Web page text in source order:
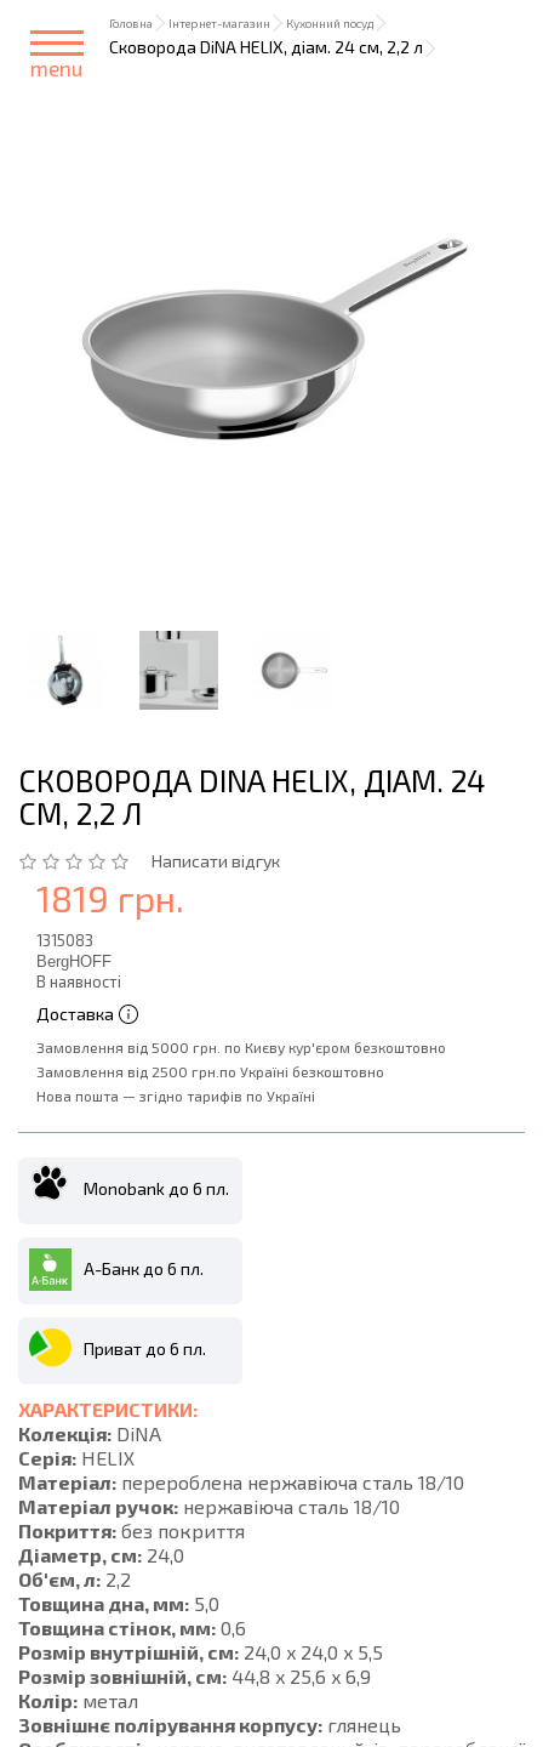
menu
Головна Інтернет-магазин Кухонний посуд
Сковорода DiNA HELIX, діам. 24 см, 2,2 л
СКОВОРОДА DINA HELIX, ДІАМ. 24
СМ, 2,2 Л
Написати відгук
1819 грн.
1315083
BergHOFF
В наявності
Доставка
Замовлення від 5000 грн. по Києву кур'єром безкоштовно
Замовлення від 2500 грн.по Україні безкоштовно
Нова пошта — згідно тарифів по Україні
Monobank до 6 пл.
А-Банк до 6 пл.
Приват до 6 пл.
ХАРАКТЕРИСТИКИ:
Колекція: DiNA
Серія: HELIX
Матеріал: перероблена нержавіюча сталь 18/10
Матеріал ручок: нержавіюча сталь 18/10
Покриття: без покриття
Діаметр, см: 24,0
Об'єм, л: 2,2
Товщина дна, мм: 5,0
Товщина стінок, мм: 0,6
Розмір внутрішній, см: 24,0 x 24,0 x 5,5
Розмір зовнішній, см: 44,8 x 25,6 x 6,9
Колір: метал
Зовнішнє полірування корпусу: глянець